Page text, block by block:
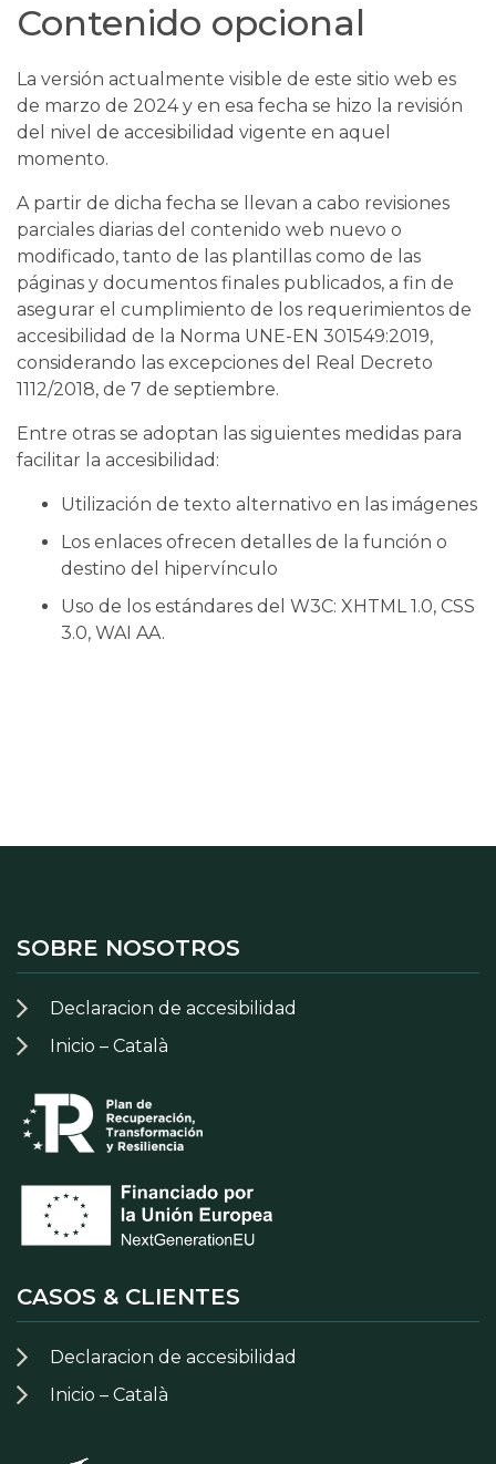
Contenido opcional
La versión actualmente visible de este sitio web es
de marzo de 2024 y en esa fecha se hizo la revisión
del nivel de accesibilidad vigente en aquel
momento.
A partir de dicha fecha se llevan a cabo revisiones
parciales diarias del contenido web nuevo o
modificado, tanto de las plantillas como de las
páginas y documentos finales publicados, a fin de
asegurar el cumplimiento de los requerimientos de
accesibilidad de la Norma UNE-EN 301549:2019,
considerando las excepciones del Real Decreto
1112/2018, de 7 de septiembre.
Entre otras se adoptan las siguientes medidas para
facilitar la accesibilidad:
Utilización de texto alternativo en las imágenes
Los enlaces ofrecen detalles de la función o
destino del hipervínculo
Uso de los estándares del W3C: XHTML 1.0, CSS
3.0, WAI AA.
SOBRE NOSOTROS
Declaracion de accesibilidad
Inicio – Català
CASOS & CLIENTES
Declaracion de accesibilidad
Inicio – Català